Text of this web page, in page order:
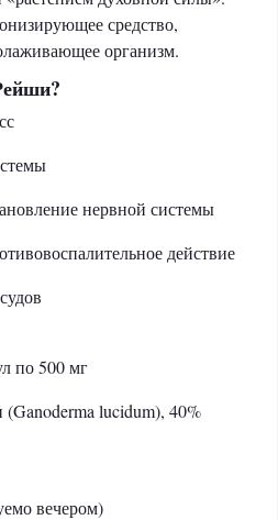
средство,
организм.
нервной системы
действие
по 500 мг
lucidum), 40%
вечером)